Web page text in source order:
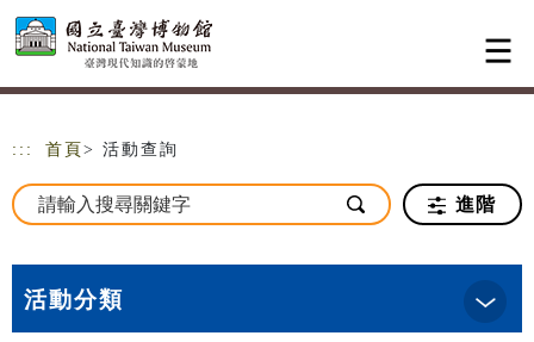
跳到主要內容
網站導覽
::: 首頁 > 活動查詢
進階
活動分類